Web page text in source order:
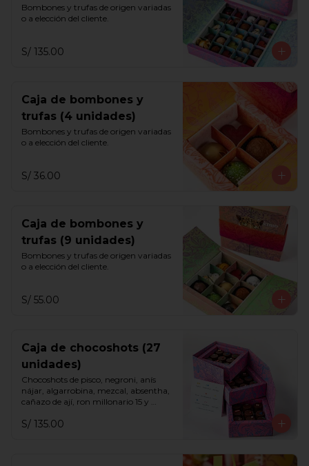
Bombones y trufas de origen variadas
o a elección del cliente.
S/ 135.00
Caja de bombones y
trufas (4 unidades)
Bombones y trufas de origen variadas
o a elección del cliente.
S/ 36.00
Caja de bombones y
trufas (9 unidades)
Bombones y trufas de origen variadas
o a elección del cliente.
S/ 55.00
Caja de chocoshots (27
unidades)
Chocoshots de pisco, negroni, anís
nájar, algarrobina, mezcal, absentha,
cañazo de ají, ron millonario 15 y
S/ 135.00